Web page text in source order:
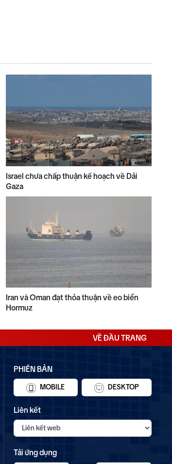
Israel chưa chấp thuận kế hoạch về Dải
Gaza
Iran và Oman đạt thỏa thuận về eo biển
Hormuz
VỀ ĐẦU TRANG
PHIÊN BẢN
MOBILE DESKTOP
Liên kết
Tải ứng dụng